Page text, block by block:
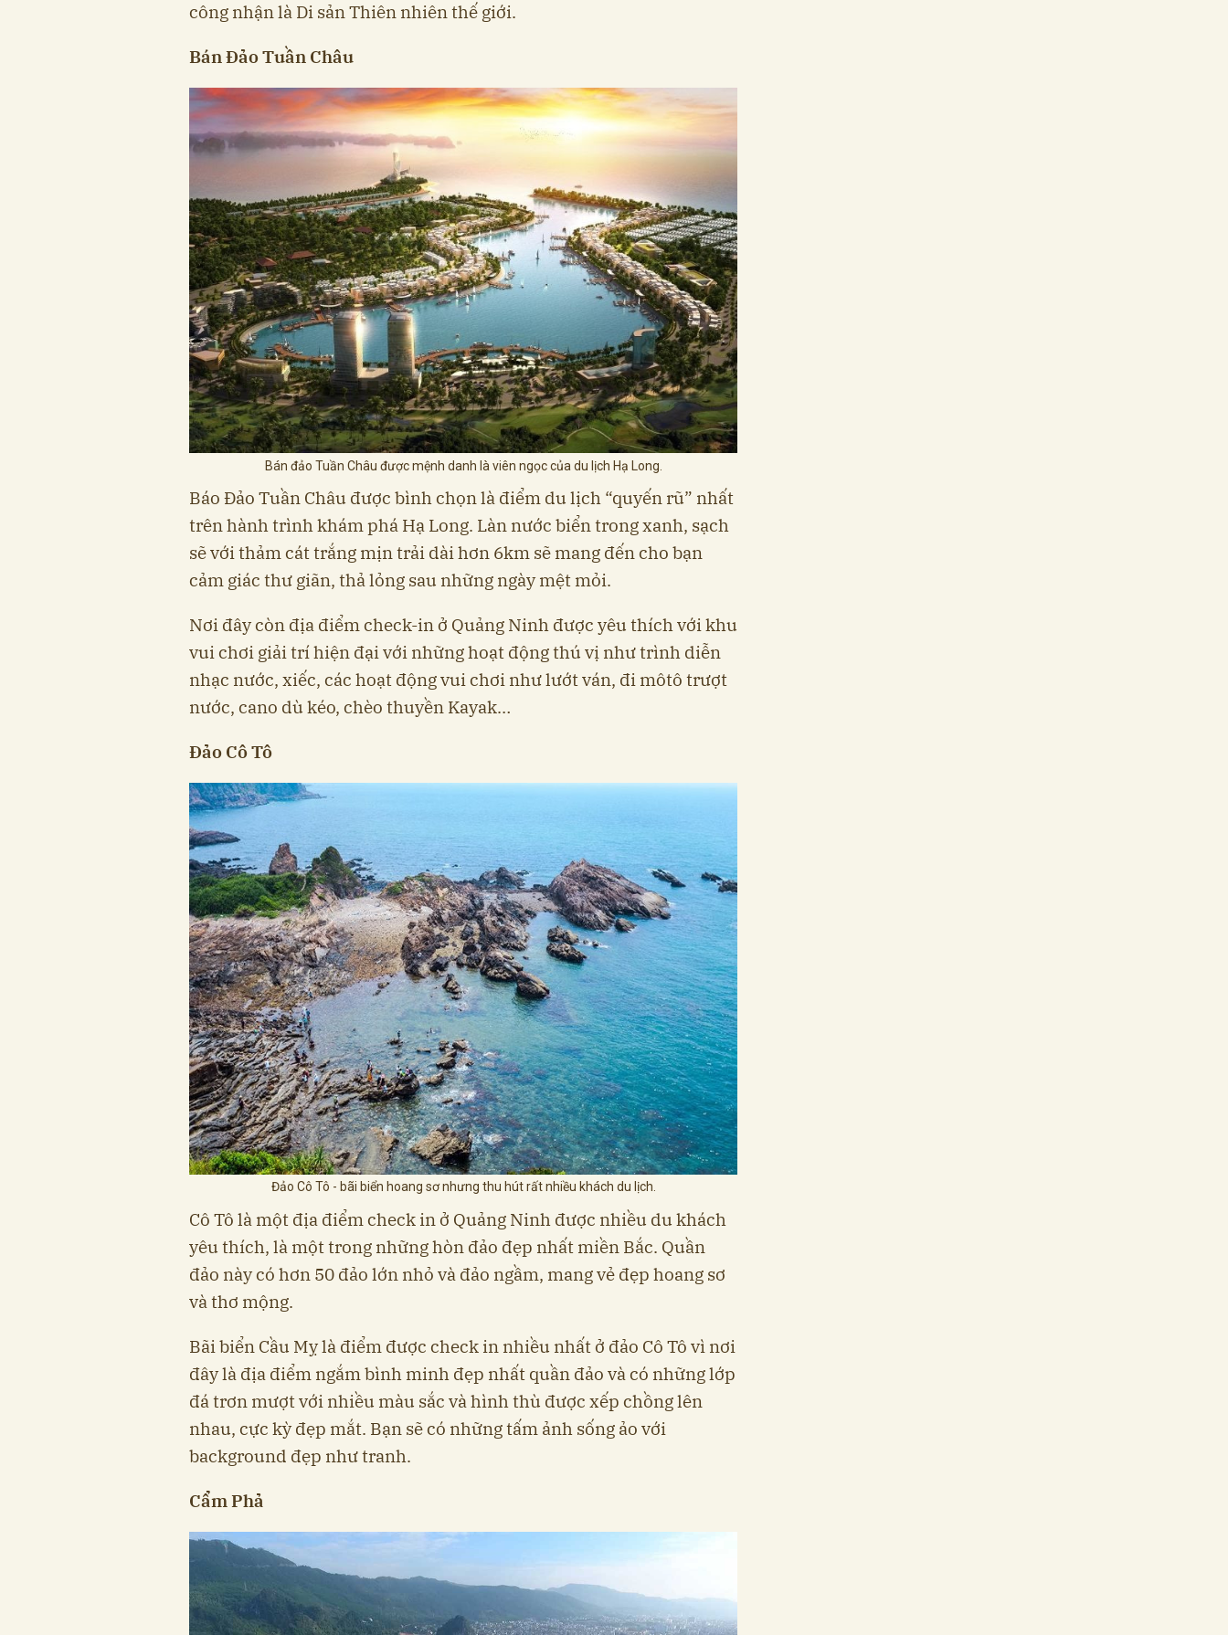
công nhận là Di sản Thiên nhiên thế giới.
Bán Đảo Tuần Châu
Bán đảo Tuần Châu được mệnh danh là viên ngọc của du lịch Hạ Long.
Báo Đảo Tuần Châu được bình chọn là điểm du lịch “quyến rũ” nhất
trên hành trình khám phá Hạ Long. Làn nước biển trong xanh, sạch
sẽ với thảm cát trắng mịn trải dài hơn 6km sẽ mang đến cho bạn
cảm giác thư giãn, thả lỏng sau những ngày mệt mỏi.
Nơi đây còn địa điểm check-in ở Quảng Ninh được yêu thích với khu
vui chơi giải trí hiện đại với những hoạt động thú vị như trình diễn
nhạc nước, xiếc, các hoạt động vui chơi như lướt ván, đi môtô trượt
nước, cano dù kéo, chèo thuyền Kayak…
Đảo Cô Tô
Đảo Cô Tô - bãi biển hoang sơ nhưng thu hút rất nhiều khách du lịch.
Cô Tô là một địa điểm check in ở Quảng Ninh được nhiều du khách
yêu thích, là một trong những hòn đảo đẹp nhất miền Bắc. Quần
đảo này có hơn 50 đảo lớn nhỏ và đảo ngầm, mang vẻ đẹp hoang sơ
và thơ mộng.
Bãi biển Cầu Mỵ là điểm được check in nhiều nhất ở đảo Cô Tô vì nơi
đây là địa điểm ngắm bình minh đẹp nhất quần đảo và có những lớp
đá trơn mượt với nhiều màu sắc và hình thù được xếp chồng lên
nhau, cực kỳ đẹp mắt. Bạn sẽ có những tấm ảnh sống ảo với
background đẹp như tranh.
Cẩm Phả